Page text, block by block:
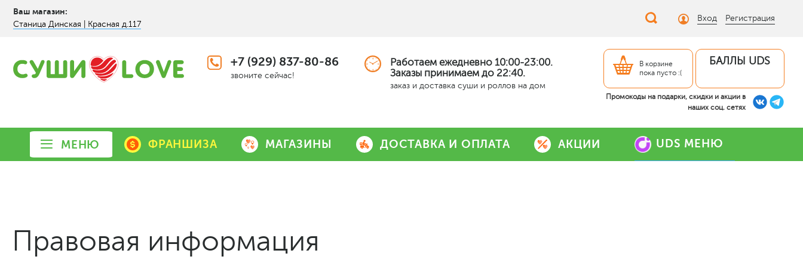
Ваш магазин:
Станица Динская | Красная д.117
Вход Регистрация
+7 (929) 837-80-86
звоните сейчас!
Работаем ежедневно 10:00-23:00.
Заказы принимаем до 22:40.
заказ и доставка суши и роллов на дом
В корзине
пока пусто :(
БАЛЛЫ UDS
Промокоды на подарки, скидки и акции в
наших соц. сетях
МЕНЮ ФРАНШИЗА МАГАЗИНЫ ДОСТАВКА И ОПЛАТА АКЦИИ UDS МЕНЮ
Правовая информация